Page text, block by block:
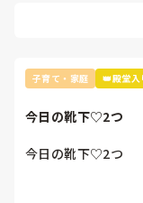
で良かったと思っ
うね！
子育て・家庭 👑殿堂入
今日の靴下♡2つ
今日の靴下♡2つ